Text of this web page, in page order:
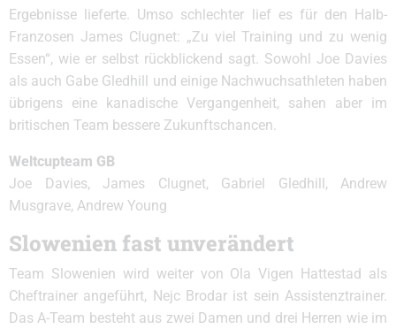
Ergebnisse lieferte. Umso schlechter lief es für den Halb-
Franzosen James Clugnet: „Zu viel Training und zu wenig
Essen“, wie er selbst rückblickend sagt. Sowohl Joe Davies
als auch Gabe Gledhill und einige Nachwuchsathleten haben
übrigens eine kanadische Vergangenheit, sahen aber im
britischen Team bessere Zukunftschancen.
Weltcupteam GB
Joe Davies, James Clugnet, Gabriel Gledhill, Andrew
Musgrave, Andrew Young
Slowenien fast unverändert
Team Slowenien wird weiter von Ola Vigen Hattestad als
Cheftrainer angeführt, Nejc Brodar ist sein Assistenztrainer.
Das A-Team besteht aus zwei Damen und drei Herren wie im